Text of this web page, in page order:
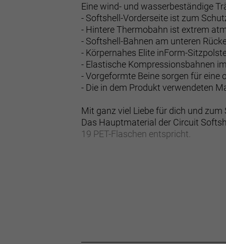
Eine wind- und wasserbeständige
- Softshell-Vorderseite ist zum
- Hintere Thermobahn ist extrem
- Softshell-Bahnen am unteren
- Körpernahes Elite inForm-
- Elastische Kompressionsbahnen
- Vorgeformte Beine sorgen für
- Die in dem Produkt verwendeten
Mit ganz viel Liebe für dich und
Das Hauptmaterial der Circuit
19 PET-Flaschen entspricht.